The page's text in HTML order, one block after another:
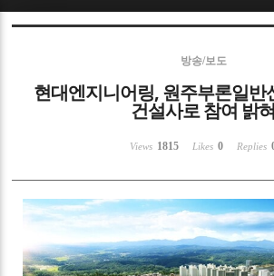
방송/보도
현대엔지니어링, 원주부론일반
건설사로 참여 밝
Views 1815 Likes 0 Replies
Sketchbook5, 스케
Sketchbook5, 스케